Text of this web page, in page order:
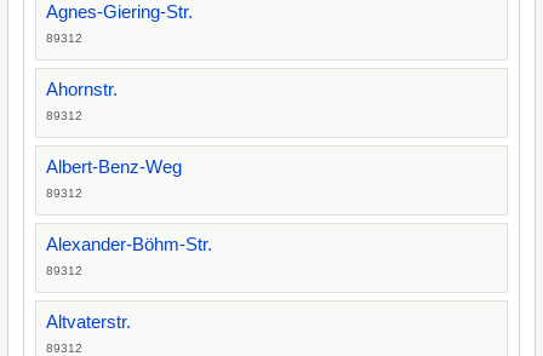
Agnes-Giering-Str.
89312
Ahornstr.
89312
Albert-Benz-Weg
89312
Alexander-Böhm-Str.
89312
Altvaterstr.
89312